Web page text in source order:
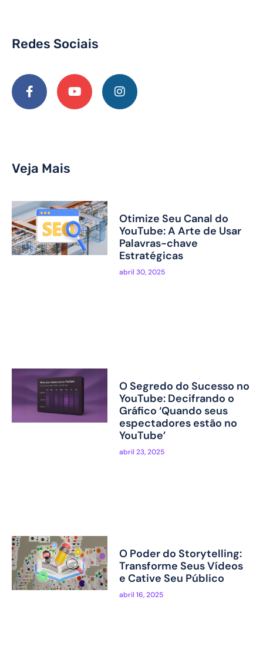
Redes Sociais
Veja Mais
Otimize Seu Canal do
YouTube: A Arte de Usar
Palavras-chave
Estratégicas
abril 30, 2025
O Segredo do Sucesso no
YouTube: Decifrando o
Gráfico ‘Quando seus
espectadores estão no
YouTube’
abril 23, 2025
O Poder do Storytelling:
Transforme Seus Vídeos
e Cative Seu Público
abril 16, 2025